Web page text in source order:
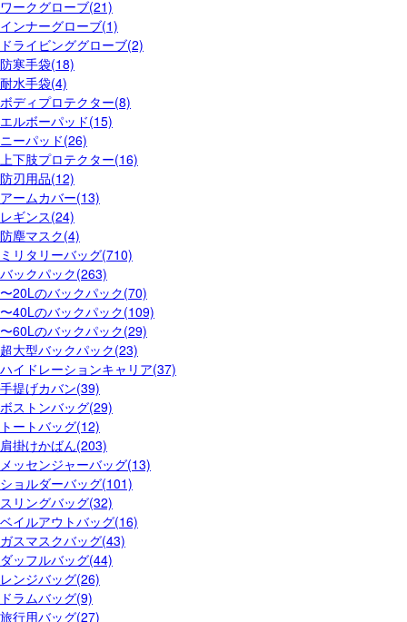
ワークグローブ(21)
インナーグローブ(1)
ドライビンググローブ(2)
防寒手袋(18)
耐水手袋(4)
ボディプロテクター(8)
エルボーパッド(15)
ニーパッド(26)
上下肢プロテクター(16)
防刃用品(12)
アームカバー(13)
レギンス(24)
防塵マスク(4)
ミリタリーバッグ(710)
バックパック(263)
〜20Lのバックパック(70)
〜40Lのバックパック(109)
〜60Lのバックパック(29)
超大型バックパック(23)
ハイドレーションキャリア(37)
手提げカバン(39)
ボストンバッグ(29)
トートバッグ(12)
肩掛けかばん(203)
メッセンジャーバッグ(13)
ショルダーバッグ(101)
スリングバッグ(32)
ベイルアウトバッグ(16)
ガスマスクバッグ(43)
ダッフルバッグ(44)
レンジバッグ(26)
ドラムバッグ(9)
旅行用バッグ(27)